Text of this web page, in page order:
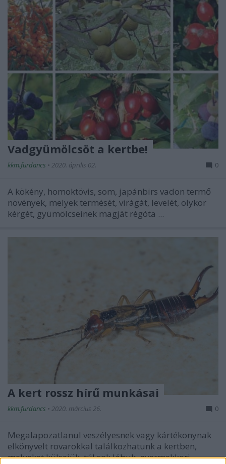
Vadgyümölcsöt a kertbe!
kkm.furdancs • 2020. április 02. 0
A kökény, homoktövis, som, japánbirs vadon termő
növények, melyek termését, virágát, levelét, olykor
kérgét, gyümölcseinek magját régóta ...
A kert rossz hírű munkásai
kkm.furdancs • 2020. március 26. 0
Megalapozatlanul veszélyesnek vagy kártékonynak
elkönyvelt rovarokkal találkozhatunk a kertben,
melyeket külsejük, túl sok lábuk, gyermekkori ...